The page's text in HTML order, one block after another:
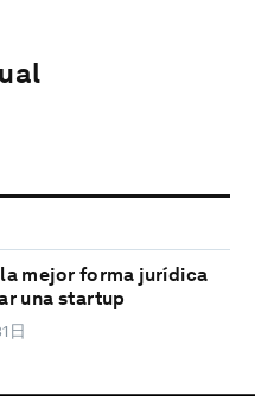
mejor forma jurídica
una startup
日